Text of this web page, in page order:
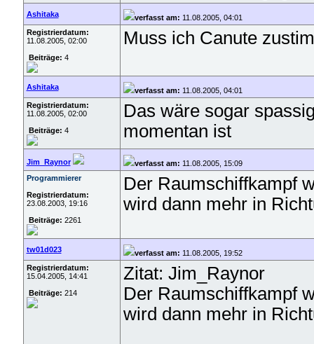
Ashitaka verfasst am: 11.08.2005, 04:01
Registrierdatum:
11.08.2005, 02:00
Beiträge: 4
Muss ich Canute
Ashitaka verfasst am: 11.08.2005, 04:01
Registrierdatum:
11.08.2005, 02:00
Beiträge: 4
Das wäre sogar
momentan ist
Jim_Raynor verfasst am: 11.08.2005, 15:09
Programmierer
Registrierdatum:
23.08.2003, 19:16
Beiträge: 2261
Der Raumschiffkampf
wird dann mehr in
tw01d023 verfasst am: 11.08.2005, 19:52
Registrierdatum:
15.04.2005, 14:41
Beiträge: 214
Zitat: Jim_Raynor
Der Raumschiffkampf
wird dann mehr in